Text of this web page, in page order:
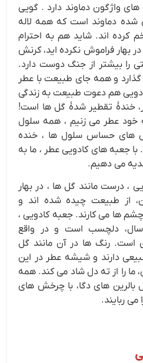
های واژگون دماوند دارد . گویی
شده دماوند است که همه لاله
کرده اند. شاید هم به احترام
بهار فراموش نکرده اید، کرنش
را بیشتر از جنگ دوست دارد.
و همه جای طبیعت با عطر
هم دعوت طبیعت به زندگی
خندۀ تقطیر شدۀ گل ها است!
خود عطر می زنیم ، همه سلول
های حساس سلول ها ، خنده
جعبه های کادویی عطر ، ما به
می دهیم.
، درست مانند گل ها ، در بهار
از طبیعت چیده شده اند و
ها می کارند. جعبه کادویی ،
دلچسب است و در واقع
است. رنگ ها در آن مانند گل
دارند و شیشه عطر در این
را از ته دل شاد می کند. همه
بالرین های دگا، با چرخش های
ربایند.